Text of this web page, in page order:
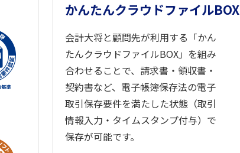
かんたんクラウドファイルBOX
会計大将と顧問先が利用する「かん
たんクラウドファイルBOX」を組み
合わせることで、請求書・領収書・
契約書など、電子帳簿保存法の電子
取引保存要件を満たした状態（取引
情報入力・タイムスタンプ付与）で
保存が可能です。